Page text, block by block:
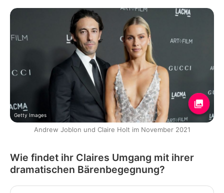
Getty Images
Andrew Joblon und Claire Holt im November 2021
Wie findet ihr Claires Umgang mit ihrer
dramatischen Bärenbegegnung?